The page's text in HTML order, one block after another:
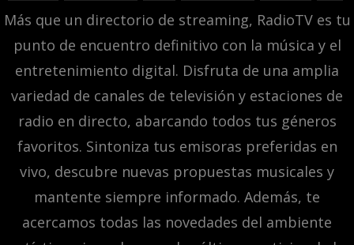
Más que un directorio de streaming, RadioTV es tu
punto de encuentro definitivo con la música y el
entretenimiento digital. Disfruta de una amplia
variedad de canales de televisión y estaciones de
radio en directo, abarcando todos tus géneros
favoritos. Sintoniza tus emisoras preferidas en
vivo, descubre nuevas propuestas musicales y
mantente siempre informado. Además, te
acercamos todas las novedades del ambiente